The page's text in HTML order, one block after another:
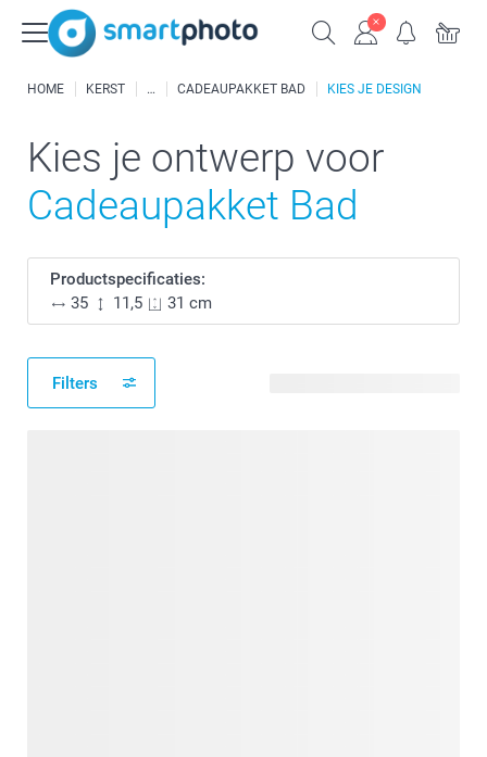
HOME KERST CADEAUPAKKET BAD KIES JE DESIGN
Kies je ontwerp voor
Cadeaupakket Bad
Productspecificaties:
35
11,5 31 cm
Filters